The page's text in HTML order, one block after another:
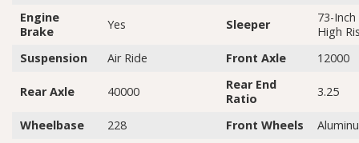
Engine
Brake
Yes Sleeper
73-Inch
High
Suspension
Air Ride Front Axle 12000
Rear Axle 40000
Rear End
Ratio
3.25
Wheelbase 228 Front Wheels